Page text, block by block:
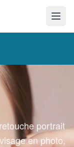
portrait
en photo,